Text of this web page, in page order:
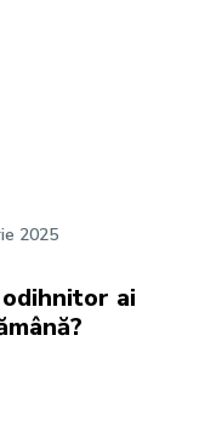
2025
ai